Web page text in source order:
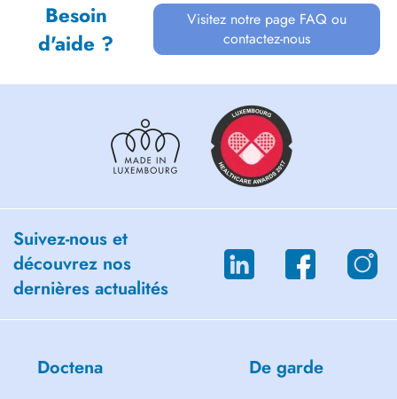
Besoin
d'aide ?
Visitez notre page FAQ ou
contactez-nous
Suivez-nous et
découvrez nos
dernières actualités
Doctena De garde